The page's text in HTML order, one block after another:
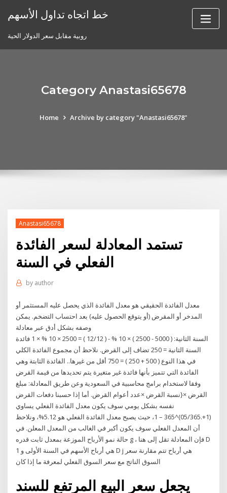
خط اتجاه تداول الأسهم
روبية مقابل سعر الدولار الحية
Category Anastasi65678
Home Archive by category "Anastasi65678"
Anastasi65678
تستمد المعادلة لسعر الفائدة
الفعلي في السنة
by author
معدل الفائدة الحقيقي هو معدل الفائدة الذي يحصل عليه المستثمر أو
المدخر أو المقرض (أو يتوقع الحصول عليه) بعد احتساب التضخم. يمكن
السنة الثانية: ( 5000 - 2500 ) × 10 % - ( 12/12 ) = 2500 × 10 % × 1 فائدة
السنة الثانية = 250 تضاف إلى القرض. نلاحظ أن مجموع الفائدة الكلي
في هذا النوع ( 500 + 250 ) = 750 أقل من غيرها.. الفائدة الثابتة وهي
الفائدة التي تتميز بأنها فائدة غير متغيرة يتم تحديدها من قيمة القرض
وفقا لاستخدام برامج محاسبية في السعودية وعن طريق المعادلة: مبلغ
القرض ×{نسبة القرض ×عدد أعوام القرض. أما إذا حسبنا دفعات القرض
نفسه بشكل يومي سوف يكون معدل الفائدة الفعلي يساوي
(1+.05/365)^365 – 1، حيث يصبح معدل الفائدة الفعلي هو 5.12%، ونلاحظ
أن المعدل الفعلي سوف يكون أكبر في الغالب من المعدل المعلن. في
حالة نمو الأرباح الموزعة بمعدل ثابت قدره g ، فإن المعادلة تقل إلى هنا D
1 هي أرباح الأسهم في السنة الأولى و D j هي أرباح تتم مقارنة سعر
السوق الناتج مع سعر السوق الفعلي لمعرفة ما إذا كان
يجعل سعر البيع المرتفع للسند